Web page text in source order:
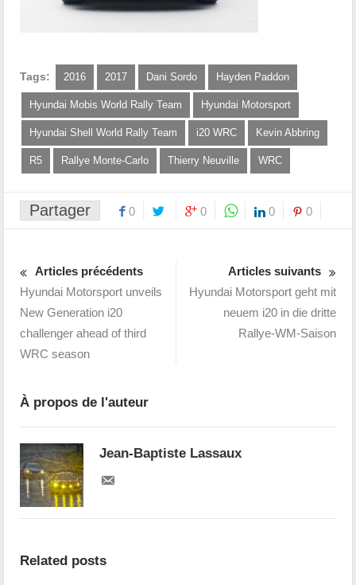
Tags: 2016 2017 Dani Sordo Hayden Paddon
Hyundai Mobis World Rally Team Hyundai Motorsport
Hyundai Shell World Rally Team i20 WRC Kevin Abbring
R5 Rallye Monte-Carlo Thierry Neuville WRC
Partager 0 0 0 0
Articles précédents
Hyundai Motorsport unveils
New Generation i20
challenger ahead of third
WRC season
Articles suivants
Hyundai Motorsport geht mit
neuem i20 in die dritte
Rallye-WM-Saison
À propos de l'auteur
Jean-Baptiste Lassaux
Related posts